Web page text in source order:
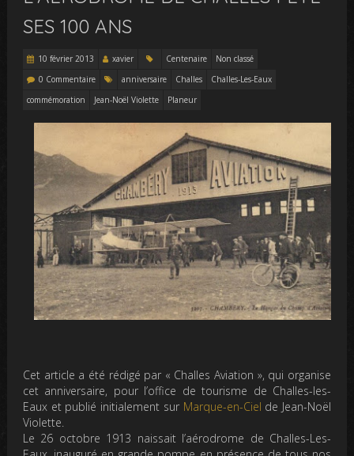
SES 100 ANS
10 février 2013 xavier Centenaire
Non classé
0 Commentaire
anniversaire Challes
Challes-Les-Eaux
commémoration
Jean-Noël Violette Planeur
Cet article a été rédigé par « Challes Aviation », qui organise
cet anniversaire, pour l’office de tourisme de Challes-les-
Eaux et publié initialement sur Marque-en-Ciel de Jean-Noël
Violette.
Le 26 octobre 1913 naissait l’aérodrome de Challes-Les-